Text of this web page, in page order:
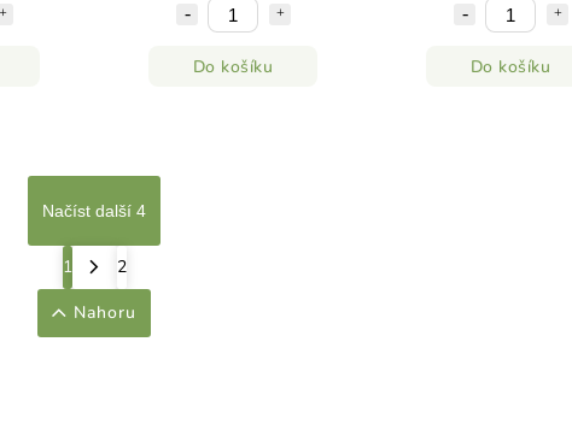
Do košíku Do košíku
Načíst další 4
1
2
Nahoru